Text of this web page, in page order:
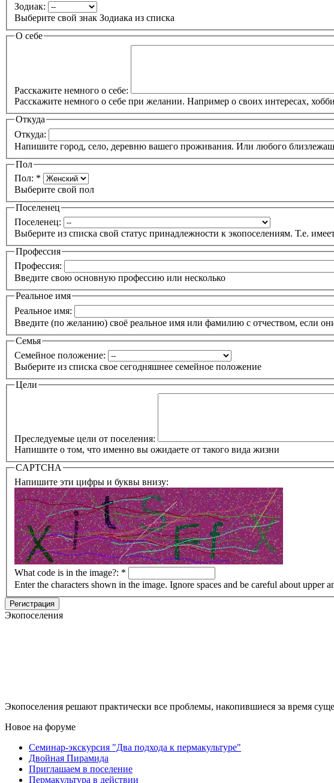
Зодиак:
Выберите свой знак Зодиака из списка
О себе
Расскажите немного о себе:
Расскажите немного о себе при желании. Например о своих интересах,
Откуда
Откуда:
Напишите город, село, деревню вашего проживания. Или любого
Пол
Пол: *
Выберите свой пол
Поселенец
Поселенец:
Выберите из списка свой статус принадлежности к экопоселениям. Т.е.
Профессия
Профессия:
Введите свою основную профессию или несколько
Реальное имя
Реальное имя:
Введите (по желанию) своё реальное имя или фамилию с отчеством, если
Семья
Семейное положение:
Выберите из списка свое сегодняшнее семейное положение
Цели
Преследуемые цели от поселения:
Напишите о том, что именно вы ожидаете от такого вида жизни
CAPTCHA
Напишите эти цифры и буквы внизу:
What code is in the image?: *
Enter the characters shown in the image. Ignore spaces and be careful about upper
Регистрация
Экопоселения
Экопоселения решают практически все проблемы, накопившиеся за время
Новое на форуме
Семинар-экскурсия "Два подхода к пермакультуре"
Двойная Пирамида
Приглашаем в поселение
Пермакультура в действии